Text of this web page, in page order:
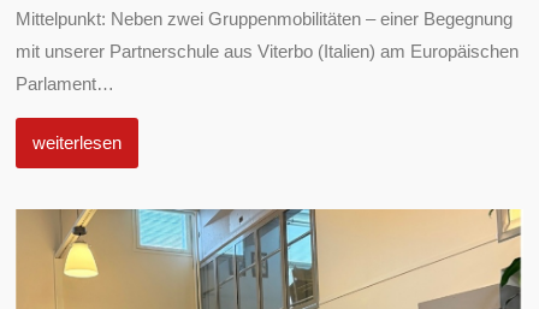
Mittelpunkt: Neben zwei Gruppenmobilitäten – einer Begegnung
mit unserer Partnerschule aus Viterbo (Italien) am Europäischen
Parlament…
weiterlesen